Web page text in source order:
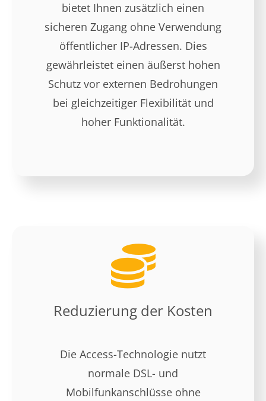
bietet Ihnen zusätzlich einen
sicheren Zugang ohne Verwendung
öffentlicher IP-Adressen. Dies
gewährleistet einen äußerst hohen
Schutz vor externen Bedrohungen
bei gleichzeitiger Flexibilität und
hoher Funktionalität.
Reduzierung der Kosten
Die Access-Technologie nutzt
normale DSL- und
Mobilfunkanschlüsse ohne